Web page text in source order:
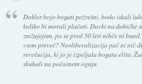
Dokler bojo bogati požrešni, bodo iskali
koliko bi morali plačati. Davki na dobičke
znižujejom, pa se pred 50 leti nihče ni
vsem preveč? Neoliberalizacija pač ni nič
revolucija, ki jo je izpeljala bogata elita.
skuhali na počasnem ognju.